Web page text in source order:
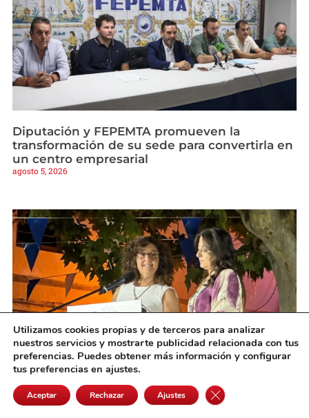
Diputación y FEPEMTA promueven la
transformación de su sede para convertirla en
un centro empresarial
agosto 5, 2026
La Asociación «Laguna Grande» reivindica el
papel de la mujer rural en el pregón de las
fiestas de Quero
Utilizamos cookies propias y de terceros para analizar
nuestros servicios y mostrarte publicidad relacionada con tus
preferencias. Puedes obtener más información y configurar
tus preferencias en ajustes.
Aceptar Rechazar Ajustes Cerrar el banner de